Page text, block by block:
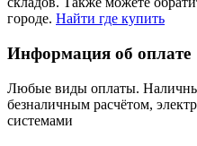
городе. Найти где купить
Информация об оплате
Любые виды оплаты.
безналичным расчётом,
системами